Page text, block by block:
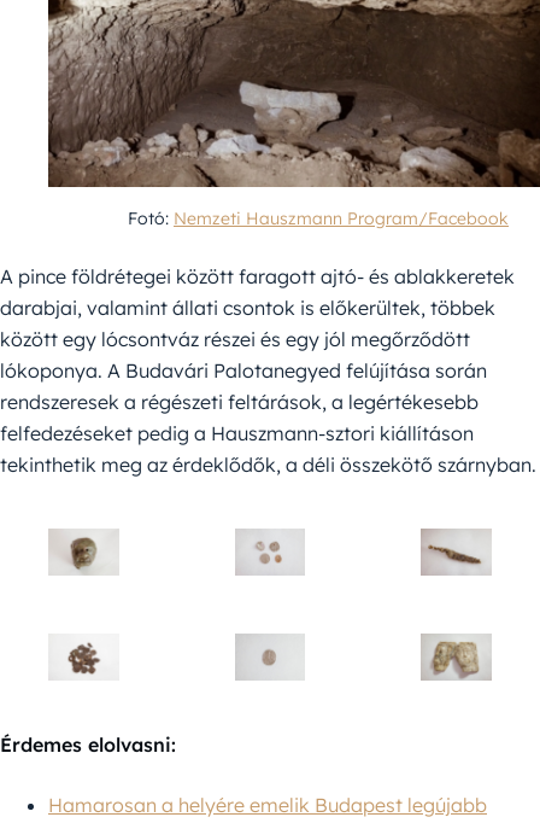
Fotó: Nemzeti Hauszmann Program/Facebook
A pince földrétegei között faragott ajtó- és ablakkeretek
darabjai, valamint állati csontok is előkerültek, többek
között egy lócsontváz részei és egy jól megőrződött
lókoponya. A Budavári Palotanegyed felújítása során
rendszeresek a régészeti feltárások, a legértékesebb
felfedezéseket pedig a Hauszmann-sztori kiállításon
tekinthetik meg az érdeklődők, a déli összekötő szárnyban.
Érdemes elolvasni:
Hamarosan a helyére emelik Budapest legújabb